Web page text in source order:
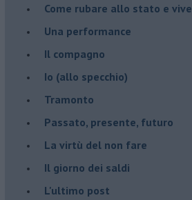
Come rubare allo stato e
Una performance
Il compagno
​Io (allo specchio)
Tramonto
Passato, presente, futuro
La virtù del non fare
Il giorno dei saldi
L'ultimo post